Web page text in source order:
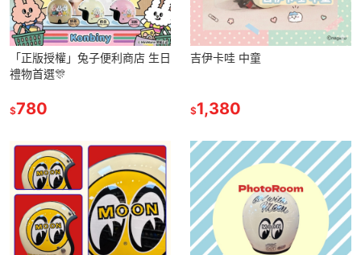
「正版授權」兔子便利商店 生日
禮物首選🎊
$780
吉伊卡哇 中童
$1,380